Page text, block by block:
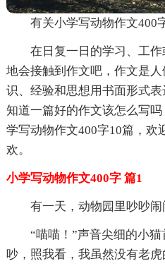
有关小学写动物作文400
在日复一日的学习、工
地会接触到作文吧，作文是
识、经验和思想用书面形式
知道一篇好的作文该怎么写
学写动物作文400字10篇，欢
欢。
小学写动物作文400字 篇1
有一天，动物园里吵吵闹
“喵喵！”声音尖细的小
吵，照我看，我虽然没有老